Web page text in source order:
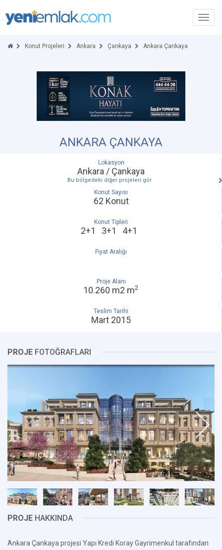
Konut Projeleri Ankara Çankaya Ankara Çankaya
ANKARA ÇANKAYA
Lokasyon
Ankara / Çankaya
Bu bölgedeki diğer projeleri gör
Konut Sayısı
62 Konut
Konut Tipleri
2+1 3+1 4+1
Fiyat Aralığı
Proje Alanı
10.260 m2 m2
Teslim Tarihi
Mart 2015
PROJE FOTOĞRAFLARI
PROJE HAKKINDA
Ankara Çankaya projesi Yapı Kredi Koray Gayrimenkul tarafından